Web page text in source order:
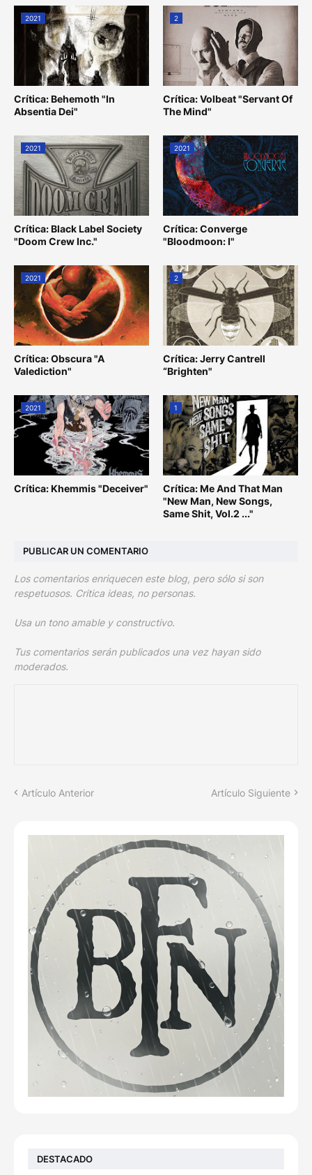
2021
Crítica: Behemoth "In
Absentia Dei"
2
Crítica: Volbeat "Servant Of
The Mind"
2021
Crítica: Black Label Society
"Doom Crew Inc."
2021
Crítica: Converge
"Bloodmoon: I"
2021
Crítica: Obscura "A
Valediction"
2
Crítica: Jerry Cantrell
“Brighten"
2021
Crítica: Khemmis "Deceiver"
1
Crítica: Me And That Man
"New Man, New Songs,
Same Shit, Vol.2 ..."
PUBLICAR UN COMENTARIO
Los comentarios enriquecen este blog, pero sólo si son
respetuosos. Critica ideas, no personas.
Usa un tono amable y constructivo.
Tus comentarios serán publicados una vez hayan sido
moderados.
Artículo Anterior Artículo Siguiente
DESTACADO